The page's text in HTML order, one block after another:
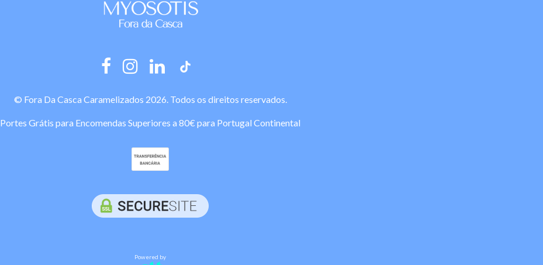
© Fora Da Casca Caramelizados 2026. Todos os direitos reservados.
Portes Grátis para Encomendas Superiores a 80€ para Portugal Continental
Powered by